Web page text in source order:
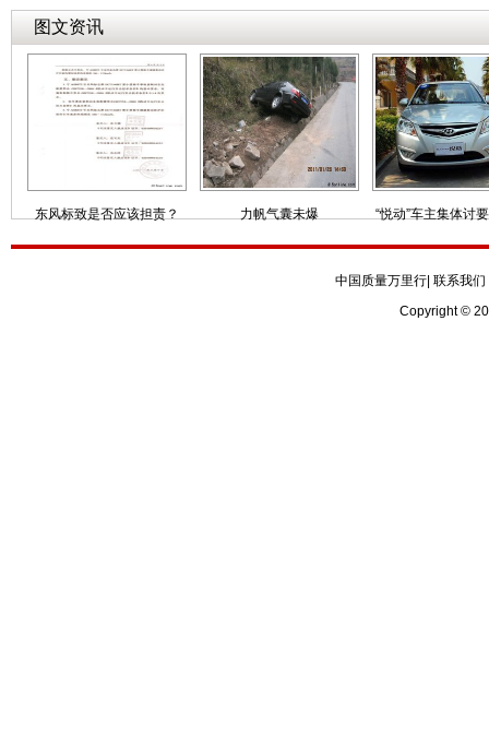
图文资讯
东风标致是否应该担责？ 力帆气囊未爆 “悦动”车主集体讨
中国质量万里行 联系我们
Copyright ©